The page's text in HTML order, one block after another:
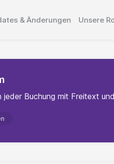
& Änderungen Unsere
Buchung mit Freitext